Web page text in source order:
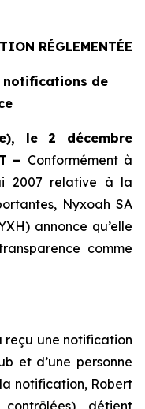
RÉGLEMENTÉE
notifications de
le 2 décembre
– Conformément à
2007 relative à la
Nyxoah SA
annonce qu’elle
comme
reçu une notification
et d’une personne
notification, Robert
détient